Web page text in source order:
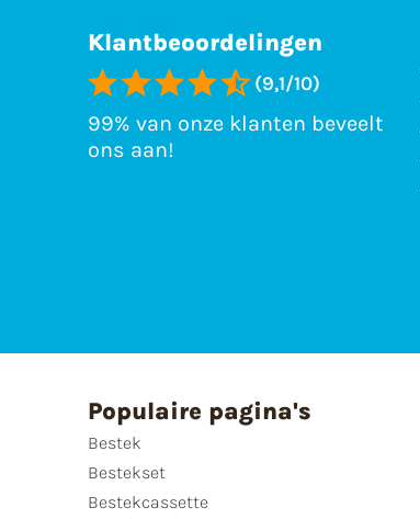
Klantbeoordelingen
(9,1/10)
99% van onze klanten beveelt
ons aan!
Populaire pagina's
Bestek
Bestekset
Bestekcassette